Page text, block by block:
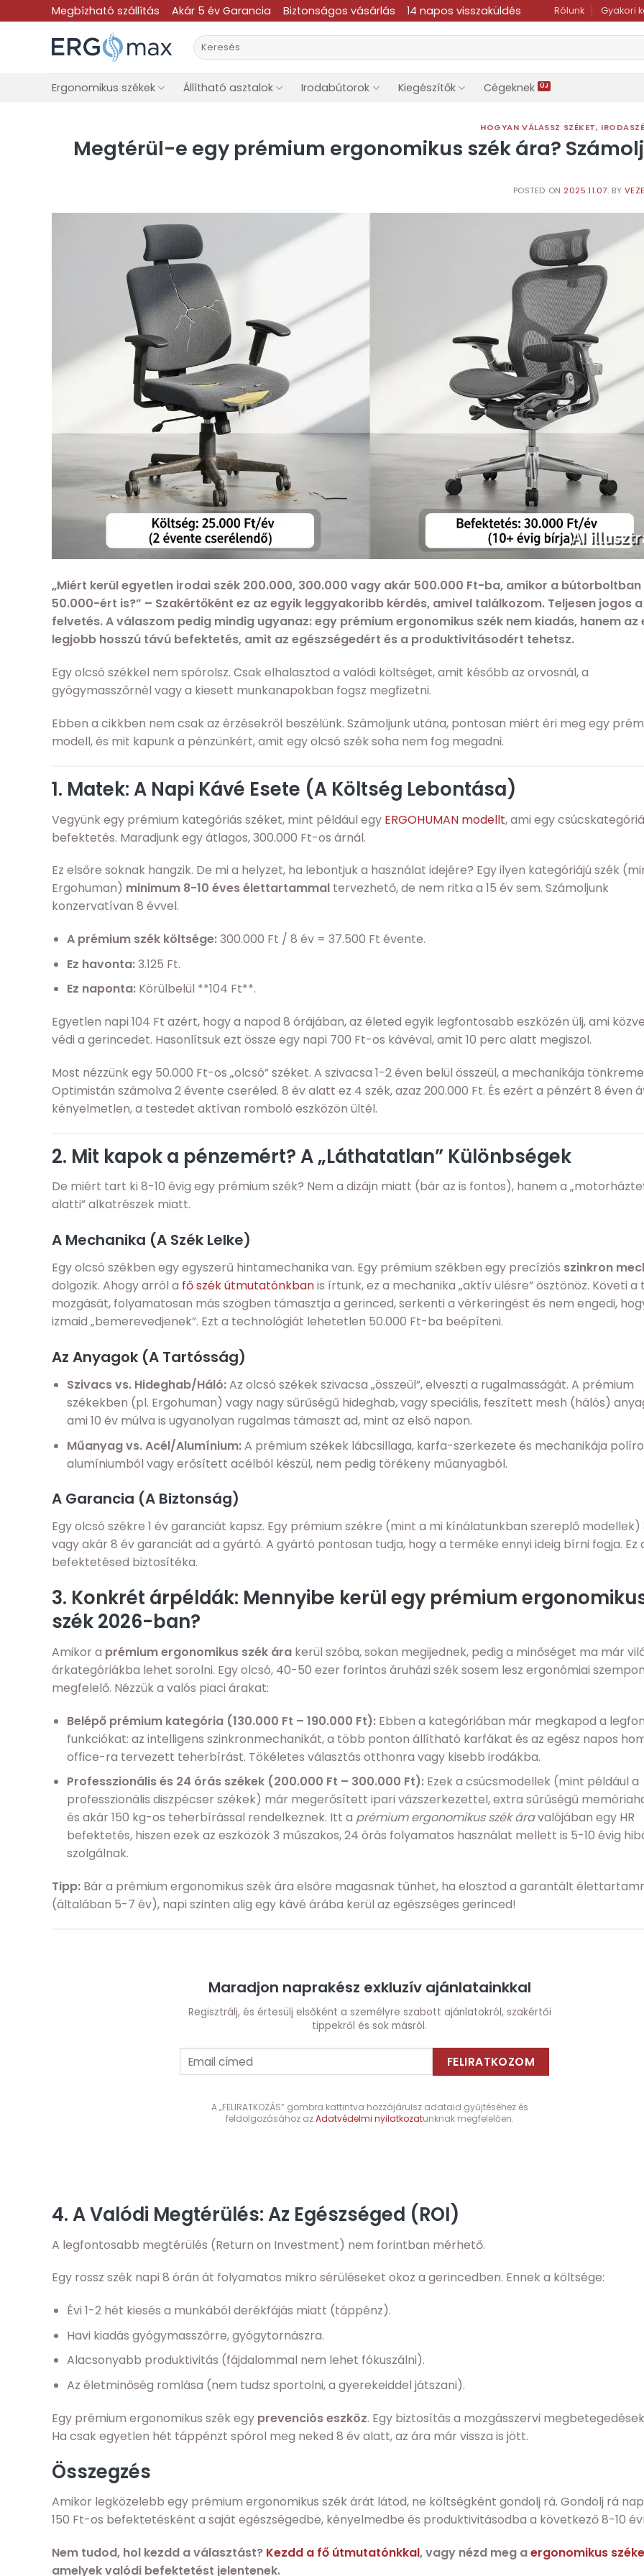
to
Megbízható szállítás Akár 5 év Garancia Biztonságos vásárlás 14 napos visszaküldés Rólunk Gyakori
Keresés
a
Ergonomikus székek Állítható asztalok Irodabútorok Kiegészítők Cégeknek
HOGYAN VÁLASSZ SZÉKET,
Megtérül-e egy prémium ergonomikus szék ára?
POSTED ON 2025.11.07. BY
„Miért kerül egyetlen irodai szék 200.000, 300.000 vagy akár 500.000 Ft-ba, amikor a
50.000-ért is?” – Szakértőként ez az egyik leggyakoribb kérdés, amivel találkozom. Teljesen jogos a
felvetés. A válaszom pedig mindig ugyanaz: egy prémium ergonomikus szék nem kiadás, hanem az
legjobb hosszú távú befektetés, amit az egészségedért és a produktivitásodért tehetsz.
Egy olcsó székkel nem spórolsz. Csak elhalasztod a valódi költséget, amit később az orvosnál, a
gyógymasszőrnél vagy a kiesett munkanapokban fogsz megfizetni.
Ebben a cikkben nem csak az érzésekről beszélünk. Számoljunk utána, pontosan miért éri meg egy
modell, és mit kapunk a pénzünkért, amit egy olcsó szék soha nem fog megadni.
1. Matek: A Napi Kávé Esete (A Költség Lebontása)
Vegyünk egy prémium kategóriás széket, mint például egy ERGOHUMAN modellt, ami egy
befektetés. Maradjunk egy átlagos, 300.000 Ft-os árnál.
Ez elsőre soknak hangzik. De mi a helyzet, ha lebontjuk a használat idejére? Egy ilyen kategóriájú szék
Ergohuman) minimum 8-10 éves élettartammal tervezhető, de nem ritka a 15 év sem. Számoljunk
konzervatívan 8 évvel.
A prémium szék költsége:300.000 Ft / 8 év = 37.500 Ft évente.
Ez havonta:3.125 Ft.
Ez naponta:Körülbelül **104 Ft**.
Egyetlen napi 104 Ft azért, hogy a napod 8 órájában, az életed egyik legfontosabb eszközén ülj, ami
védi a gerincedet. Hasonlítsuk ezt össze egy napi 700 Ft-os kávéval, amit 10 perc alatt megiszol.
Most nézzünk egy 50.000 Ft-os „olcsó” széket. A szivacsa 1-2 éven belül összeül, a mechanikája
Optimistán számolva 2 évente cseréled. 8 év alatt ez 4 szék, azaz 200.000 Ft. És ezért a pénzért 8 éven
kényelmetlen, a testedet aktívan romboló eszközön ültél.
2. Mit kapok a pénzemért? A „Láthatatlan” Különbségek
De miért tart ki 8-10 évig egy prémium szék? Nem a dizájn miatt (bár az is fontos), hanem a
alatti” alkatrészek miatt.
A Mechanika (A Szék Lelke)
Egy olcsó székben egy egyszerű hintamechanika van. Egy prémium székben egy precíziós szinkron
dolgozik. Ahogy arról a fő szék útmutatónkbanis írtunk, ez a mechanika „aktív ülésre” ösztönöz. Követi a
mozgását, folyamatosan más szögben támasztja a gerinced, serkenti a vérkeringést és nem engedi,
izmaid „bemerevedjenek”. Ezt a technológiát lehetetlen 50.000 Ft-ba beépíteni.
Az Anyagok (A Tartósság)
Szivacs vs. Hideghab/Háló:Az olcsó székek szivacsa „összeül”, elveszti a rugalmasságát. A prémium
székekben (pl. Ergohuman) vagy nagy sűrűségű hideghab, vagy speciális, feszített mesh (hálós)
ami 10 év múlva is ugyanolyan rugalmas támaszt ad, mint az első napon.
Műanyag vs. Acél/Alumínium:A prémium székek lábcsillaga, karfa-szerkezete és mechanikája
alumíniumból vagy erősített acélból készül, nem pedig törékeny műanyagból.
A Garancia (A Biztonság)
Egy olcsó székre 1 év garanciát kapsz. Egy prémium székre (mint a mi kínálatunkban szereplő modellek)
vagy akár 8 év garanciát ad a gyártó. A gyártó pontosan tudja, hogy a terméke ennyi ideig bírni fogja. Ez
befektetésed biztosítéka.
3. Konkrét árpéldák: Mennyibe kerül egy prémium
szék 2026-ban?
Amikor a prémium ergonomikus szék ára kerül szóba, sokan megijednek, pedig a minőséget ma már
árkategóriákba lehet sorolni. Egy olcsó, 40-50 ezer forintos áruházi szék sosem lesz ergonómiai
megfelelő. Nézzük a valós piaci árakat:
Belépő prémium kategória (130.000 Ft – 190.000 Ft):Ebben a kategóriában már megkapod a
funkciókat: az intelligens szinkronmechanikát, a több ponton állítható karfákat és az egész napos
office-ra tervezett teherbírást. Tökéletes választás otthonra vagy kisebb irodákba.
Professzionális és 24 órás székek (200.000 Ft – 300.000 Ft):Ezek a csúcsmodellek (mint például a
professzionális diszpécser székek) már megerősített ipari vázszerkezettel, extra sűrűségű
és akár 150 kg-os teherbírással rendelkeznek. Itt a prémium ergonomikus szék áravalójában egy HR
befektetés, hiszen ezek az eszközök 3 műszakos, 24 órás folyamatos használat mellett is 5-10 évig
szolgálnak.
Tipp: Bár a prémium ergonomikus szék ára elsőre magasnak tűnhet, ha elosztod a garantált
(általában 5-7 év), napi szinten alig egy kávé árába kerül az egészséges gerinced!
Maradjon naprakész exkluzív ajánlatainkkal
Regisztrálj, és értesülj elsőként a személyre szabott ajánlatokról, szakértői
tippekről és sok másról.
A „FELIRATKOZÁS” gombra kattintva hozzájárulsz adataid gyűjtéséhez és
feldolgozásához azAdatvédelmi nyilatkozatunknak megfelelően.
4. A Valódi Megtérülés: Az Egészséged (ROI)
A legfontosabb megtérülés (Return on Investment) nem forintban mérhető.
Egy rossz szék napi 8 órán át folyamatos mikro sérüléseket okoz a gerincedben. Ennek a költsége:
Évi 1-2 hét kiesés a munkából derékfájás miatt (táppénz).
Havi kiadás gyógymasszőrre, gyógytornászra.
Alacsonyabb produktivitás (fájdalommal nem lehet fókuszálni).
Az életminőség romlása (nem tudsz sportolni, a gyerekeiddel játszani).
Egy prémium ergonomikus szék egy prevenciós eszköz. Egy biztosítás a mozgásszervi
Ha csak egyetlen hét táppénzt spórol meg neked 8 év alatt, az ára már vissza is jött.
Összegzés
Amikor legközelebb egy prémium ergonomikus szék árát látod, ne költségként gondolj rá. Gondolj rá
150 Ft-os befektetésként a saját egészségedbe, kényelmedbe és produktivitásodba a következő 8-10
Nem tudod, hol kezdd a választást? Kezdd a fő útmutatónkkal, vagy nézd meg aergonomikus
amelyek valódi befektetést jelentenek.